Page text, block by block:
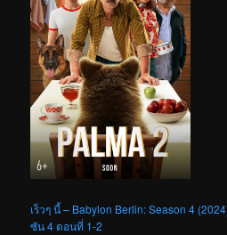
เร็วๆ นี้ – Babylon Berlin: Season 4
ซัน 4 ตอนที่ 1-2